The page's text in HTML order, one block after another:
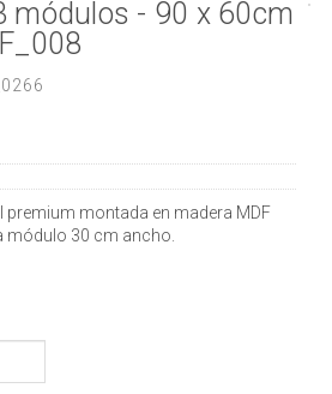
módulos - 90 x 60cm
montada en madera MDF
módulo 30 cm ancho.